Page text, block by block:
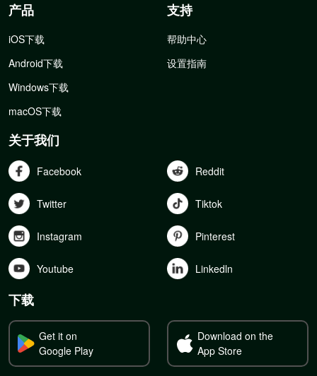
产品
iOS下载
Android下载
Windows下载
macOS下载
支持
帮助中心
设置指南
关于我们
Facebook Reddit
Twitter Tiktok
Instagram Pinterest
Youtube Linkedln
下载
Get it on
Google Play
Download on the
App Store